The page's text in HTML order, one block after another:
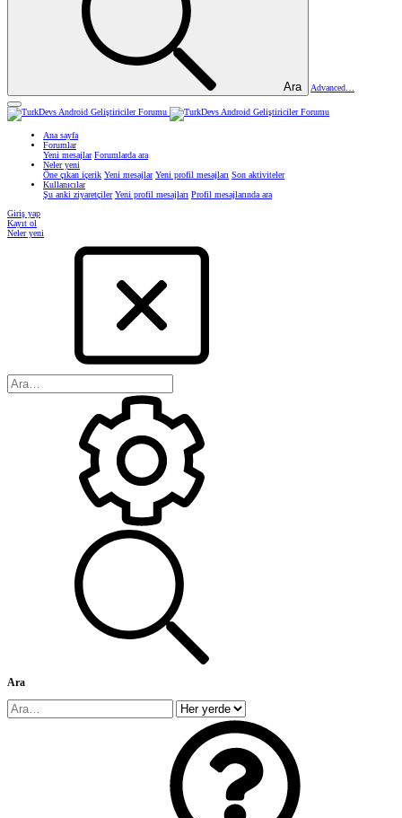
Ara Advanced…
Ana sayfa
Forumlar
Yeni mesajlar Forumlarda ara
Neler yeni
Öne çıkan içerik Yeni mesajlar Yeni profil mesajları Son aktiviteler
Kullanıcılar
Şu anki ziyaretçiler Yeni profil mesajları Profil mesajlarında ara
Giriş yap
Kayıt ol
Neler yeni
Ara